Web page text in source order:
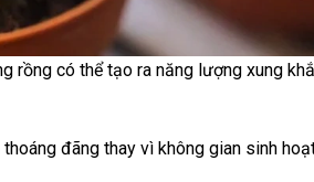
rồng có thể tạo ra năng lượng xung
đãng thay vì không gian sinh